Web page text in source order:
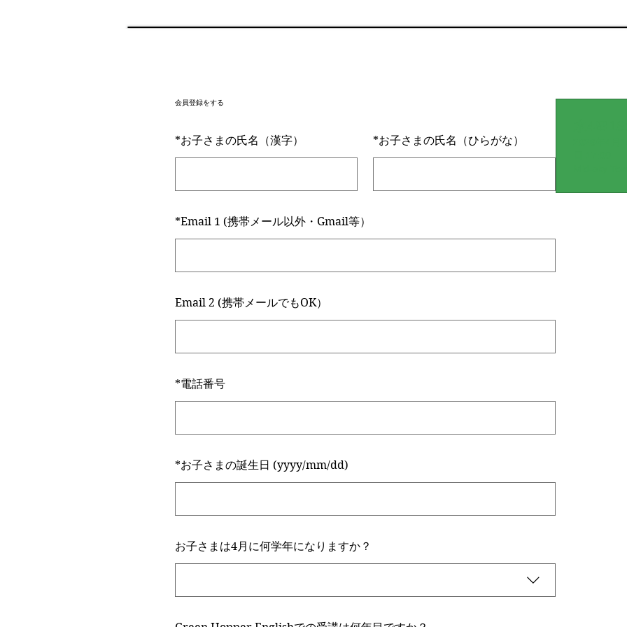
会員登録をする
*お子さまの氏名（漢字） *お子さまの氏名（ひらがな）
*Email 1 (携帯メール以外・Gmail等）
Email 2 (携帯メールでもOK）
*電話番号
*お子さまの誕生日 (yyyy/mm/dd)
お子さまは4月に何学年になりますか？